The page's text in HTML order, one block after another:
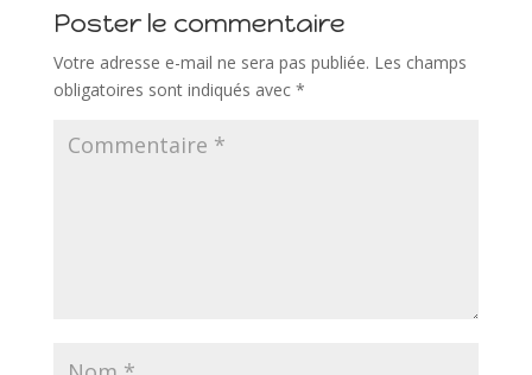
Poster le commentaire
Votre adresse e-mail ne sera pas publiée. Les champs
obligatoires sont indiqués avec *